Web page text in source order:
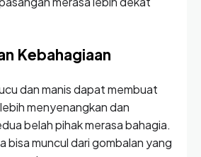
Kebahagiaan
dan manis dapat membuat
menyenangkan dan
belah pihak merasa bahagia.
bisa muncul dari gombalan yang